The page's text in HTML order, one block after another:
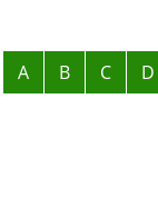
A B C D